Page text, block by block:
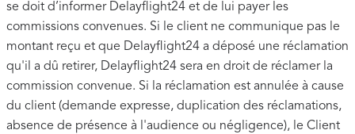
se doit d’informer Delayflight24 et de lui payer les
commissions convenues. Si le client ne communique pas le
montant reçu et que Delayflight24 a déposé une réclamation
qu'il a dû retirer, Delayflight24 sera en droit de réclamer la
commission convenue. Si la réclamation est annulée à cause
du client (demande expresse, duplication des réclamations,
absence de présence à l'audience ou négligence), le Client